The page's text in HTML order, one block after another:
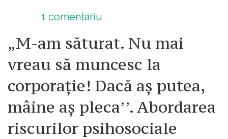
1 comentariu
„M-am săturat. Nu mai
vreau să muncesc la
corporație! Dacă aș putea,
mâine aș pleca’’. Abordarea
riscurilor psihosociale